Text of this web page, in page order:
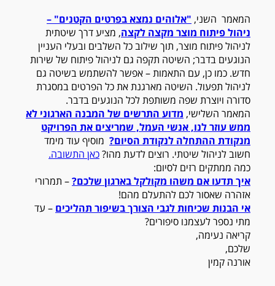
המאמר השני, "אלוהים נמצא בפרטים הקטנים" –
ניהול פיתוח מוצר מקצה לקצה, מציע דרך שיטתית
לניהול פיתוח מוצר, תוך שילוב כל השלבים ובעלי העניין
הנוגעים בדבר; השיטה תקפה גם לניהול פיתוח של שירות
חדש. כמו כן, עם התאמות – אפשר להשתמש בשיטה גם
לניהול תפעול. השיטה מארגנת את כל הפרטים במסגרת
סדורה ויוצרת שפה משותפת לכל הנוגעים בדבר.
המאמר השלישי, מדוע התרשים של המבנה הארגוני לא
ממש עוזר לנו, אנשי העמל, שמריצים את הפרויקט
מנקודת ההתחלה לנקודת הסיום? מוסיף עוד מימד
חשוב לניהול שיטתי. רוצים לדעת מהו?כאן התשובה.
כמה ממתקים רזים לסיום:
איך תדעו אם משהו מקולקל בארגון שלכם?– תמרורי
אזהרה שאסור לכם להתעלם מהם!
אי הבנות שכיחות לגבי הצורך בשיפור תהליכים – עד
מתי נספר לעצמנו סיפורים?
קריאה נעימה,
שלכם,
אורנה קמין